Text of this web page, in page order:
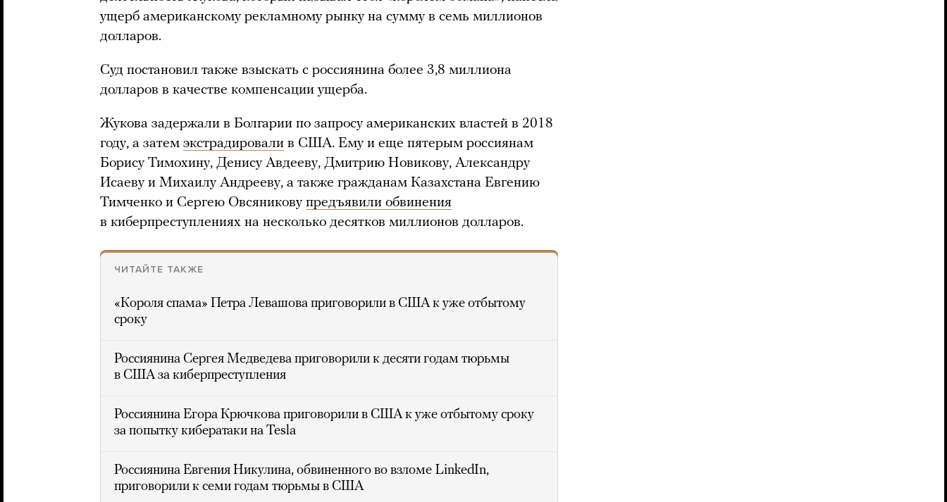
ущерб американскому рекламному рынку на сумму в семь миллионов
долларов.
Суд постановил также взыскать с россиянина более 3,8 миллиона
долларов в качестве компенсации ущерба.
Жукова задержали в Болгарии по запросу американских властей в 2018
году, а затем экстрадировали в США. Ему и еще пятерым россиянам
Борису Тимохину, Денису Авдееву, Дмитрию Новикову, Александру
Исаеву и Михаилу Андрееву, а также гражданам Казахстана Евгению
Тимченко и Сергею Овсяникову предъявили обвинения
в киберпреступлениях на несколько десятков миллионов долларов.
ЧИТАЙТЕ ТАКЖЕ
«Короля спама» Петра Левашова приговорили в США к уже отбытому
сроку
Россиянина Сергея Медведева приговорили к десяти годам тюрьмы
в США за киберпреступления
Россиянина Егора Крючкова приговорили в США к уже отбытому сроку
за попытку кибератаки на Tesla
Россиянина Евгения Никулина, обвиненного во взломе LinkedIn,
приговорили к семи годам тюрьмы в США